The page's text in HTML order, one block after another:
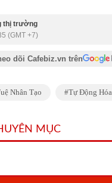
thị trường
(GMT +7)
dõi Cafebiz.vn trên
Nhân Tạo Tự Động Hóa
MỤC